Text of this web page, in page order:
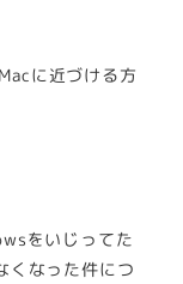
に近づける方
をいじってた
くなった件につ